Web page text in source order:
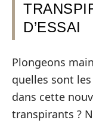
D’ESSAI
Plongeons
quelles sont
dans cette
transpirants ?